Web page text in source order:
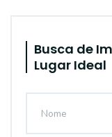
Busca de
Lugar Ideal